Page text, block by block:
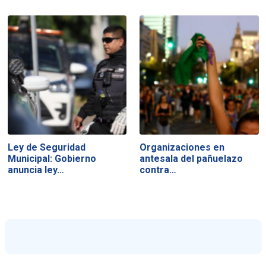
Ley de Seguridad
Municipal: Gobierno
anuncia ley…
Organizaciones en
antesala del pañuelazo
contra…